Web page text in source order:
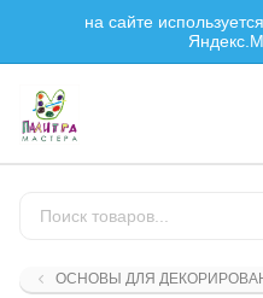
на сайте
ОСНОВЫ ДЛЯ